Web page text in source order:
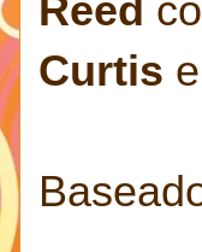
Reed
Curtis e